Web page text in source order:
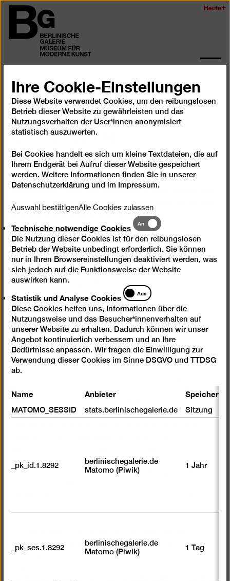
Zum
Seiteninhalt
springen
Berlinischen
Galerie
Heute
Rückblick
Max Baumann
12.11.05–29.1.06
Freiraum Berlin
Berlin ist wieder in Mode. Es wird viel
fotografiert, aber nur wenige blicken hinter die
Fassaden. Max Baumann interessiert nicht die
Schauseite der Hauptstadt mit ihren
städtebaulichen Attraktionen.
Er versucht den Wandlungsprozess der Stadt und
deren gegenwärtiges Erscheinungsbild sichtbar zu
machen, indem er in der Nähe charakteristischer
Gebäude und Orte fotografiert. Dazu gehören
Regierungssitz und Kaufhaus, Friedhof und Parkhaus,
Stadion und Stadtstrand.
Doch Baumann geht es in seiner Fotografie nie um die
exakte Ablichtung solcher Orte. Er sucht in erster
Perspektive setzt er seine in sich verschachtelt
entgegen. Es sind Konstruktionen, die aus einer
Auflösungsprozess entgegengeht. Dann behauptet
sich die Natur, bis auch deren Zerfall beginnt. Es ist
entschied sich Max Baumann erstmals dafür, seine
Bilder auf einer Großleinwand und in Leuchtkästen zu
Ihre Cookie-Einstellungen
Diese Website verwendet Cookies, um den reibungslosen
Betrieb dieser Website zu gewährleisten und das
Nutzungsverhalten der User*innen anonymisiert
statistisch auszuwerten.
Bei Cookies handelt es sich um kleine Textdateien, die auf
Ihrem Endgerät bei Aufruf dieser Website gespeichert
werden. Weitere Informationen finden Sie in unserer
Datenschutzerklärung und im Impressum.
Auswahl bestätigenAlle Cookies zulassen
Technische notwendige Cookies
Technische
notwendige
Cookies
An
Die Nutzung dieser Cookies ist für den reibungslosen
Betrieb der Website unbedingt erforderlich. Sie können
nur in Ihren Browsereinstellungen deaktiviert werden, was
sich jedoch auf die Funktionsweise der Website
auswirken kann.
Statistik und Analyse Cookies
Statistik
und
Analyse
Cookies
Aus
Diese Cookies helfen uns, Informationen über die
Nutzungsweise und das Besucher*innenverhalten auf
unserer Website zu erhalten. Dadurch können wir unser
Angebot kontinuierlich verbessern und an Ihre
Bedürfnisse anpassen. Wir fragen die Einwilligung zur
Verwendung dieser Cookies im Sinne DSGVO und TTDSG
ab.
Name Anbieter
MATOMO_SESSID stats.berlinischegalerie.de Sitzung
_pk_id.1.8292
berlinischegalerie.de
Matomo (Piwik)
1 Jahr
_pk_ses.1.8292
berlinischegalerie.de
Matomo (Piwik)
1 Tag